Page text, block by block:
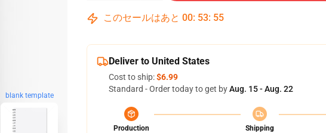
blank template
このセールはあと 00: 53: 54
Deliver to United States
Cost to ship:$6.99
Standard - Order today to get byAug. 15 - Aug. 22
Production
Shipping